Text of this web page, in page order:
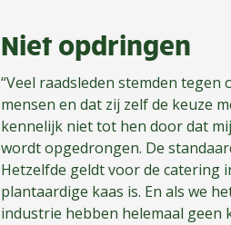
Niet opdringen
“Veel raadsleden stemden
mensen en dat zij zelf de keuze
kennelijk niet tot hen door dat
wordt opgedrongen. De
Hetzelfde geldt voor de catering
plantaardige kaas is. En als we
industrie hebben helemaal geen